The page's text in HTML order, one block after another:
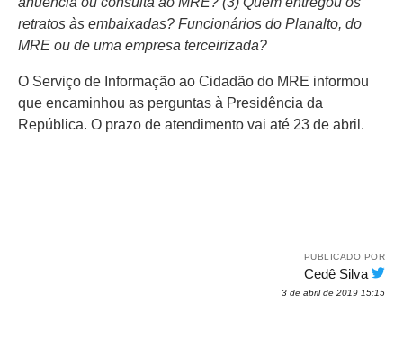
retratos às embaixadas? Funcionários do Planalto, do
MRE ou de uma empresa terceirizada?
O Serviço de Informação ao Cidadão do MRE informou
que encaminhou as perguntas à Presidência da
República. O prazo de atendimento vai até 23 de abril.
PUBLICADO POR
Cedê Silva
3 de abril de 2019 15:15